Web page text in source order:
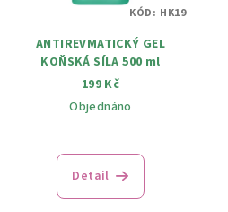
ANTIREVMATICKÝ GEL
KOŇSKÁ SÍLA 500 ml
199 Kč
Objednáno
Detail
KÓD: HK19